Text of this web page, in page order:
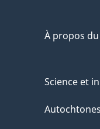
À propos
Science et
Autochtones